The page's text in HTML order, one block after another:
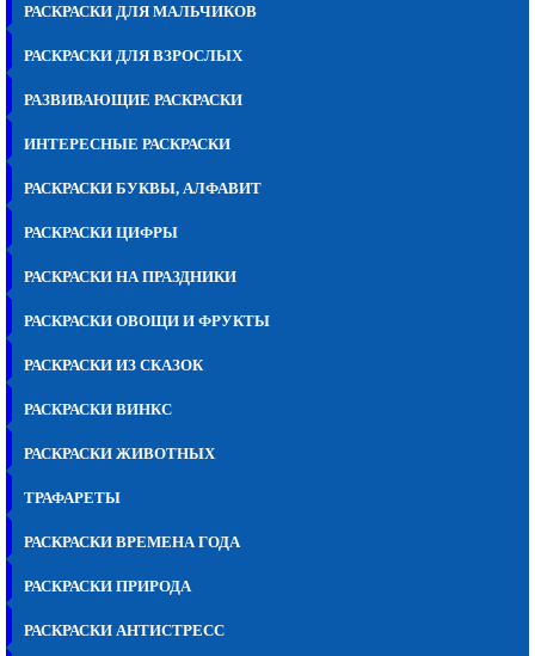
РАСКРАСКИ ДЛЯ МАЛЬЧИКОВ
РАСКРАСКИ ДЛЯ ВЗРОСЛЫХ
РАЗВИВАЮЩИЕ РАСКРАСКИ
ИНТЕРЕСНЫЕ РАСКРАСКИ
РАСКРАСКИ БУКВЫ, АЛФАВИТ
РАСКРАСКИ ЦИФРЫ
РАСКРАСКИ НА ПРАЗДНИКИ
РАСКРАСКИ ОВОЩИ И ФРУКТЫ
РАСКРАСКИ ИЗ СКАЗОК
РАСКРАСКИ ВИНКС
РАСКРАСКИ ЖИВОТНЫХ
ТРАФАРЕТЫ
РАСКРАСКИ ВРЕМЕНА ГОДА
РАСКРАСКИ ПРИРОДА
РАСКРАСКИ АНТИСТРЕСС